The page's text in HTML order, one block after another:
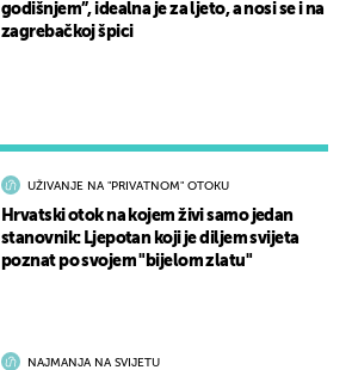
UŽIVANJE NA "PRIVATNOM" OTOKU
Hrvatski otok na kojem živi samo jedan
stanovnik: Ljepotan koji je diljem svijeta
poznat po svojem "bijelom zlatu"
NAJMANJA NA SVIJETU
godišnjem”, idealna je za ljeto, a nosi se i na
zagrebačkoj špici